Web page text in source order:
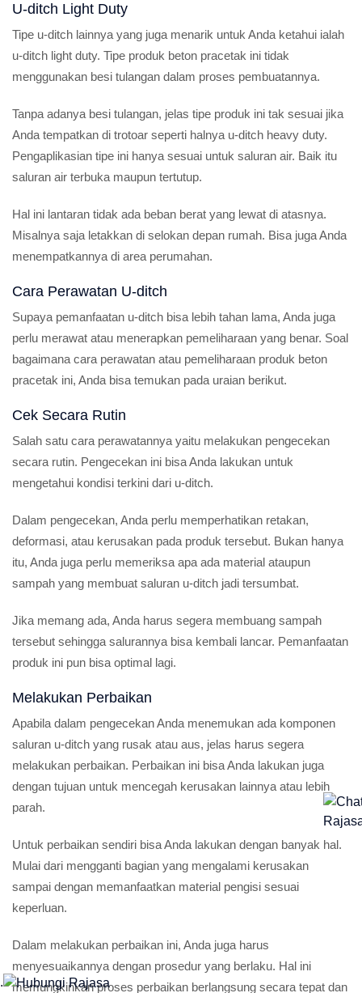
U-ditch Light Duty
Tipe u-ditch lainnya yang juga menarik untuk Anda ketahui ialah
u-ditch light duty. Tipe produk beton pracetak ini tidak
menggunakan besi tulangan dalam proses pembuatannya.
Tanpa adanya besi tulangan, jelas tipe produk ini tak sesuai jika
Anda tempatkan di trotoar seperti halnya u-ditch heavy duty.
Pengaplikasian tipe ini hanya sesuai untuk saluran air. Baik itu
saluran air terbuka maupun tertutup.
Hal ini lantaran tidak ada beban berat yang lewat di atasnya.
Misalnya saja letakkan di selokan depan rumah. Bisa juga Anda
menempatkannya di area perumahan.
Cara Perawatan U-ditch
Supaya pemanfaatan u-ditch bisa lebih tahan lama, Anda juga
perlu merawat atau menerapkan pemeliharaan yang benar. Soal
bagaimana cara perawatan atau pemeliharaan produk beton
pracetak ini, Anda bisa temukan pada uraian berikut.
Cek Secara Rutin
Salah satu cara perawatannya yaitu melakukan pengecekan
secara rutin. Pengecekan ini bisa Anda lakukan untuk
mengetahui kondisi terkini dari u-ditch.
Dalam pengecekan, Anda perlu memperhatikan retakan,
deformasi, atau kerusakan pada produk tersebut. Bukan hanya
itu, Anda juga perlu memeriksa apa ada material ataupun
sampah yang membuat saluran u-ditch jadi tersumbat.
Jika memang ada, Anda harus segera membuang sampah
tersebut sehingga salurannya bisa kembali lancar. Pemanfaatan
produk ini pun bisa optimal lagi.
Melakukan Perbaikan
Apabila dalam pengecekan Anda menemukan ada komponen
saluran u-ditch yang rusak atau aus, jelas harus segera
melakukan perbaikan. Perbaikan ini bisa Anda lakukan juga
dengan tujuan untuk mencegah kerusakan lainnya atau lebih
parah.
Untuk perbaikan sendiri bisa Anda lakukan dengan banyak hal.
Mulai dari mengganti bagian yang mengalami kerusakan
sampai dengan memanfaatkan material pengisi sesuai
keperluan.
Dalam melakukan perbaikan ini, Anda juga harus
menyesuaikannya dengan prosedur yang berlaku. Hal ini
memungkinkan proses perbaikan berlangsung secara tepat dan
.